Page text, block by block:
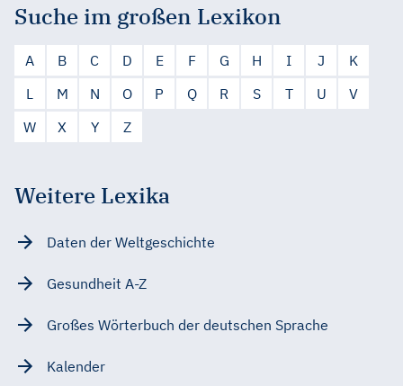
Suche im großen Lexikon
A B C D E F G H I J
K
L
M N O P Q R S T U
V
W
X Y Z
Weitere Lexika
Daten der Weltgeschichte
Gesundheit A-Z
Großes Wörterbuch der deutschen Sprache
Kalender